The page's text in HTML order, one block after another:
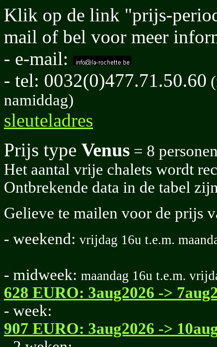
Klik op de link "prijs-
mail of bel voor meer
- e-mail:
- tel: 0032(0)477.71.50.60
namiddag)
sleuteladres
Prijs type Venus = 8
Het aantal vrije chalets wordt
Ontbrekende data in de tabel
Gelieve te mailen voor de prijs
- weekend: vrijdag 16u t.e.m.
- midweek: maandag 16u t.e.m.
628 EURO: 3aug2026 ->
- week:
907 EURO: 3aug2026 ->